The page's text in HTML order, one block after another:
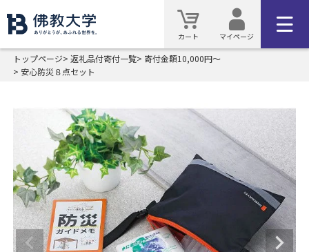
カート マイページ
トップページ 返礼品付寄付一覧
寄付金額10,000円～
安心防災８点セット